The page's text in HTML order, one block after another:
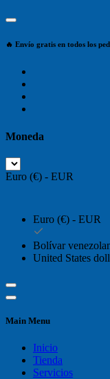
🔥 Envío gratis en todos los
Moneda
Euro (€) - EUR
Euro (€) - EUR
Bolívar
United States
Main Menu
Inicio
Tienda
Servicios